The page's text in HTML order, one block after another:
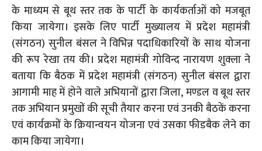
के माध्यम से बूथ स्तर तक के पार्टी के कार्यकर्ताओं को मजबूत
किया जायेगा। इसके लिए पार्टी मुख्यालय में प्रदेश महामंत्री
(संगठन) सुनील बंसल ने विभिन्न पदाधिकारियों के साथ योजना
की रूप रेखा तय की। प्रदेश महामंत्री गोविन्द नारायण शुक्ला ने
बताया कि बैठक में प्रदेश महामंत्री (संगठन) सुनील बंसल द्वारा
आगामी माह में होने वाले अभियानों द्वारा जिला, मण्डल व बूथ स्तर
तक अभियान प्रमुखों की सूची तैयार करना एवं उनकी बैठकें करना
एवं कार्यक्रमों के क्रियान्वयन योजना एवं उसका फीडबैक लेने का
काम किया जायेगा।